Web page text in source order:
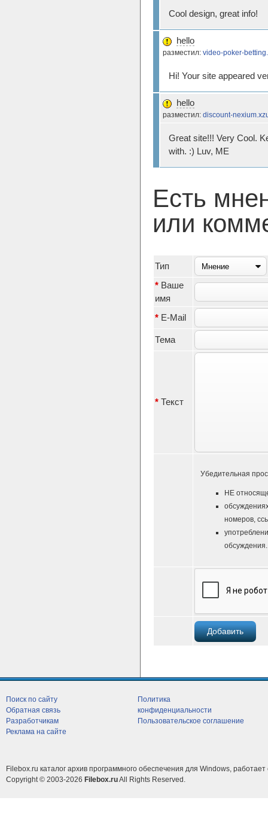
Cool design, great info!
hello
разместил: video-poker-
Hi! Your site appeared
hello
разместил: discount-
Great site!!! Very Cool.
with. :) Luv, ME
Есть
или
Тип
* Ваше
имя
* E-Mail
Тема
* Текст
Убедительная
НЕ
номеров,
обсуждения.
Поиск по сайту
Обратная связь
Разработчикам
Реклама на сайте
Политика
конфиденциальности
Пользовательское соглашение
Filebox.ru каталог архив программного обеспечения для Windows, работает
Copyright © 2003-2026 Filebox.ruAll Rights Reserved.